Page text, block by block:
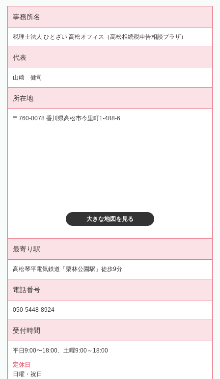
事務所名
税理士法人 ひとざい 高松オフィス（高松相続税申告相談プラザ）
代表
山﨑 健司
所在地
〒760-0078 香川県高松市今里町1-488-6
大きな地図を見る
最寄り駅
高松琴平電気鉄道「栗林公園駅」徒歩9分
電話番号
050-5448-8924
受付時間
平日9:00〜18:00、土曜9:00～18:00
定休日
日曜・祝日